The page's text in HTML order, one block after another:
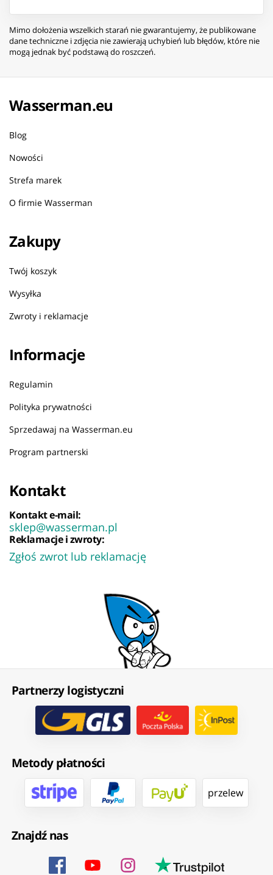
Mimo dołożenia wszelkich starań nie gwarantujemy, że publikowane
dane techniczne i zdjęcia nie zawierają uchybień lub błędów, które nie
mogą jednak być podstawą do roszczeń.
Wasserman.eu
Blog
Nowości
Strefa marek
O firmie Wasserman
Zakupy
Twój koszyk
Wysyłka
Zwroty i reklamacje
Informacje
Regulamin
Polityka prywatności
Sprzedawaj na Wasserman.eu
Program partnerski
Kontakt
Kontakt e-mail:
sklep@wasserman.pl
Reklamacje i zwroty:
Zgłoś zwrot lub reklamację
Partnerzy logistyczni
Metody płatności
przelew
Znajdź nas